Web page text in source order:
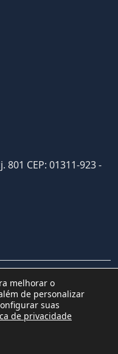
801 CEP: 01311-923 -
melhorar o
de personalizar
suas
de privacidade